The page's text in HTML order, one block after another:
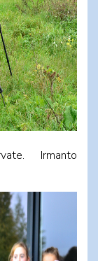
Irmanto